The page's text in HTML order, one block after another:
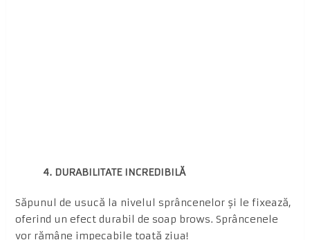
4. DURABILITATE INCREDIBILĂ
Săpunul de usucă la nivelul sprâncenelor și le fixează,
oferind un efect durabil de soap brows. Sprâncenele
vor rămâne impecabile toată ziua!